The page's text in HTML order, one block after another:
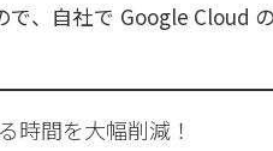
で、自社で Google Cloud
時間を大幅削減！